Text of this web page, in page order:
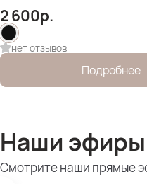
2 600р.
нет отзывов
Подробнее
Наши эфиры
Смотрите наши прямые